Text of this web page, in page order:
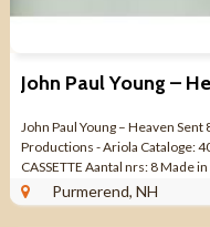
John Paul Young – Heaven
Productions - Ariola Cataloge:
CASSETTE Aantal nrs: 8 Made
Electronic Pop Rock, ...
Purmerend, NH